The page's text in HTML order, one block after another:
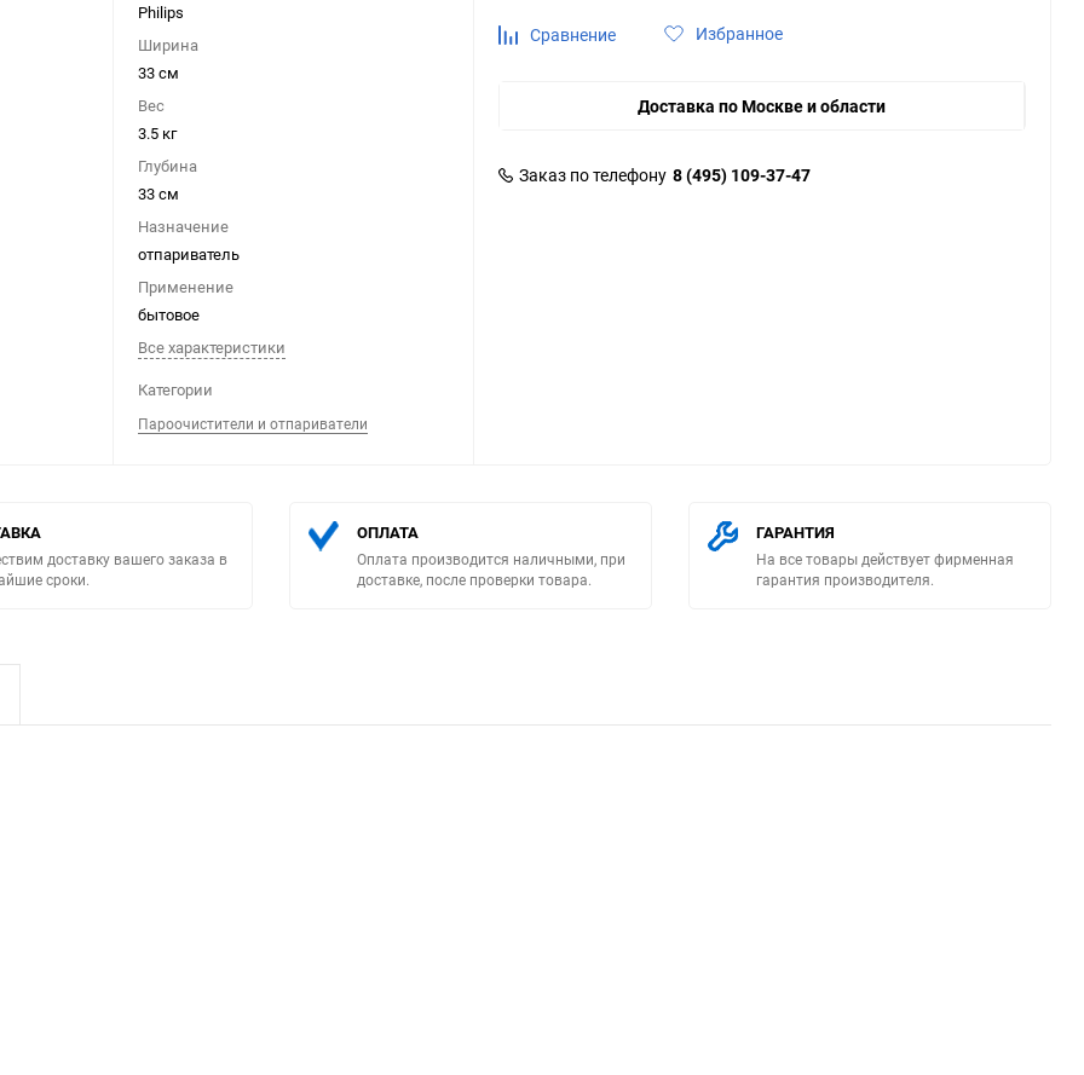
Philips
Ширина
33 см
Вес
3.5 кг
Глубина
33 см
Назначение
отпариватель
Применение
бытовое
Все характеристики
Категории
Пароочистители и отпариватели
Сравнение Избранное
Доставка по Москве и области
Заказ по телефону 8 (495) 109-37-47
доставку вашего заказа в
сроки.
ОПЛАТА
Оплата производится наличными, при
доставке, после проверки товара.
ГАРАНТИЯ
На все товары действует фирменная
гарантия производителя.